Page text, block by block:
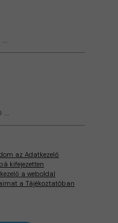
az Adatkezelő
kifejezetten
a weboldal
a Tájékoztatóban